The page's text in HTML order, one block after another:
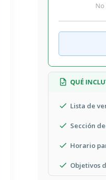
No
QUÉ
Lista de
Sección
Horario
Objetivos